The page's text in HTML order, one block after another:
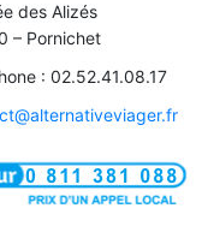
des Alizés
– Pornichet
: 02.52.41.08.17